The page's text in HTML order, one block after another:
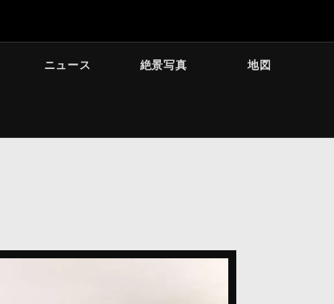
ニュース 絶景写真 地図